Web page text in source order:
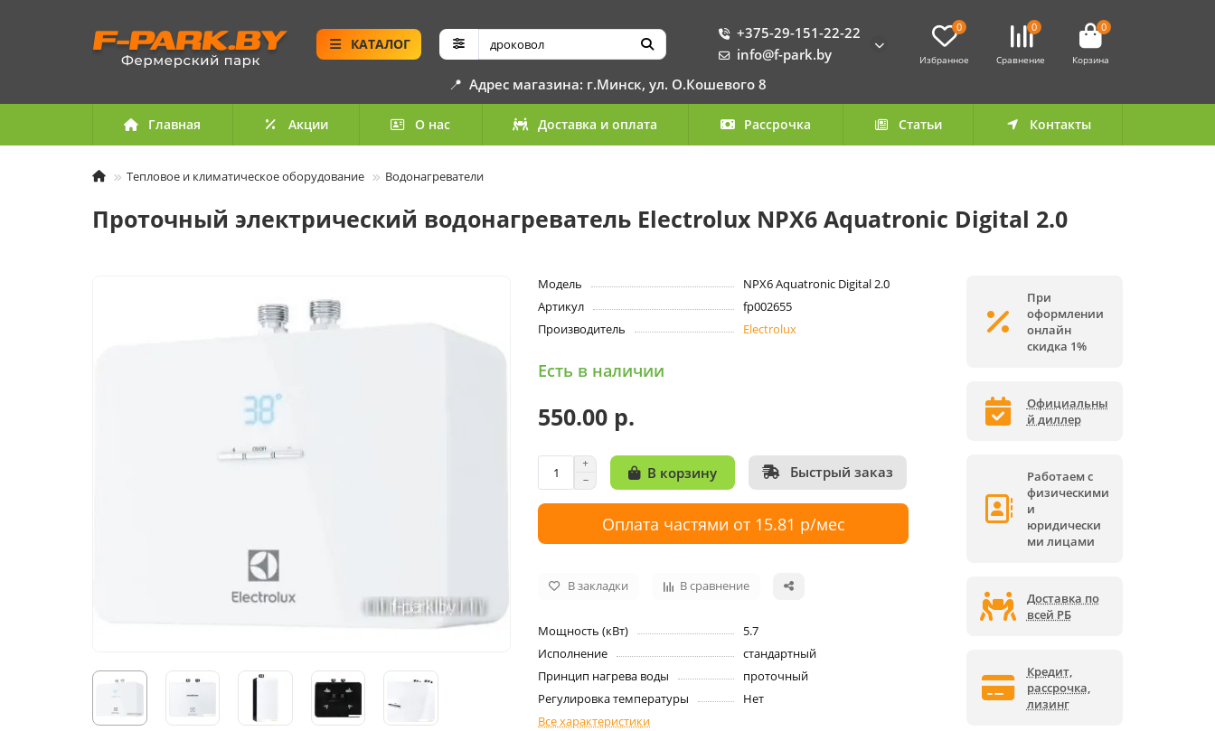
КАТАЛОГ
+375-29-151-22-22
info@f-park.by
0
Избранное
0
Сравнение
0
Корзина
📍 Адрес магазина: г.Минск, ул. О.Кошевого 8
Главная Акции О нас Доставка и оплата Рассрочка Статьи Контакты
Тепловое и климатическое оборудование Водонагреватели
Проточный электрический водонагреватель Electrolux NPX6 Aquatronic Digital 2.0
Модель
NPX6 Aquatronic Digital 2.0
Артикул
fp002655
Производитель
Electrolux
Есть в наличии
550.00 р.
В корзину Быстрый заказ
Оплата частями от 15.81 р/мес
В закладки В сравнение
Мощность (кВт)
5.7
Исполнение
стандартный
Принцип нагрева воды
проточный
Регулировка температуры
Нет
Все характеристики
При
оформлении
онлайн
скидка 1%
Официальны
й диллер
Работаем с
физическими
и
юридически
ми лицами
Доставка по
всей РБ
Кредит,
рассрочка,
лизинг